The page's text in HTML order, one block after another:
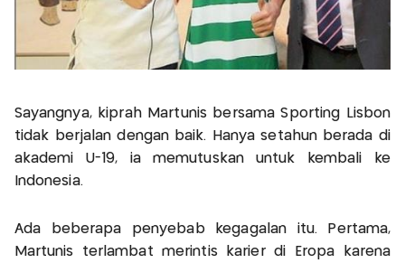
Sayangnya, kiprah Martunis bersama Sporting Lisbon
tidak berjalan dengan baik. Hanya setahun berada di
akademi U-19, ia memutuskan untuk kembali ke
Indonesia.
Ada beberapa penyebab kegagalan itu. Pertama,
Martunis terlambat merintis karier di Eropa karena